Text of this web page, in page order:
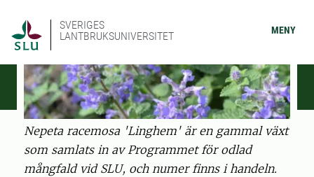
SVERIGES
LANTBRUKSUNIVERSITET
MENY
Nepeta racemosa 'Linghem' är en gammal växt
som samlats in av Programmet för odlad
mångfald vid SLU, och numer finns i handeln.